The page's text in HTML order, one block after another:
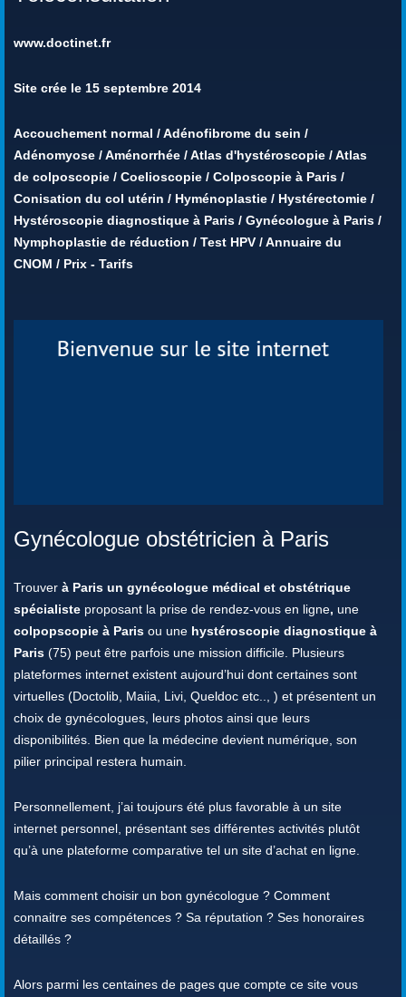
www.doctinet.fr
Site crée le 15 septembre 2014
Accouchement normal /Adénofibrome du sein /
Adénomyose /Aménorrhée /Atlas d'hystéroscopie /Atlas
de colposcopie / Coelioscopie / Colposcopie à Paris /
Conisation du col utérin / Hyménoplastie / Hystérectomie /
Hystéroscopie diagnostique à Paris / Gynécologue à Paris /
Nymphoplastie de réduction / Test HPV /Annuaire du
CNOM / Prix - Tarifs
Gynécologue obstétricien à Paris
Trouver à Paris un gynécologue médical et obstétrique
spécialiste proposant la prise de rendez-vous en ligne, une
colpopscopie à Paris ou une hystéroscopie diagnostique à
Paris (75) peut être parfois une mission difficile. Plusieurs
plateformes internet existent aujourd’hui dont certaines sont
virtuelles (Doctolib, Maiia, Livi, Queldoc etc.., ) et présentent un
choix de gynécologues, leurs photos ainsi que leurs
disponibilités. Bien que la médecine devient numérique, son
pilier principal restera humain.
Personnellement, j’ai toujours été plus favorable à un site
internet personnel, présentant ses différentes activités plutôt
qu’à une plateforme comparative tel un site d’achat en ligne.
Mais comment choisir un bon gynécologue ? Comment
connaitre ses compétences ? Sa réputation ? Ses honoraires
détaillés ?
Alors parmi les centaines de pages que compte ce site vous